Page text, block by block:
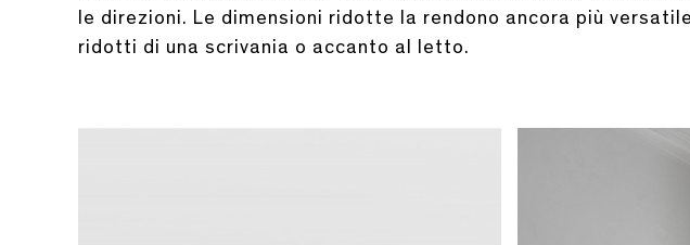
le direzioni. Le dimensioni ridotte la rendono ancora più
ridotti di una scrivania o accanto al letto.